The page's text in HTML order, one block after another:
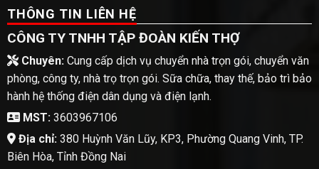
THÔNG TIN LIÊN HỆ
CÔNG TY TNHH TẬP ĐOÀN KIẾN THỢ
Chuyên:Cung cấp dịch vụ chuyển nhà trọn gói, chuyển văn
phòng, công ty, nhà trọ trọn gói. Sữa chữa, thay thế, bảo trì bảo
hành hệ thống điện dân dụng và điện lạnh.
MST:3603967106
Địa chỉ:380 Huỳnh Văn Lũy, KP3, Phường Quang Vinh, TP.
Biên Hòa, Tỉnh Đồng Nai